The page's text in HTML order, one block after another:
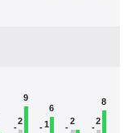
- - - -
2 1 2 2
9
6
8